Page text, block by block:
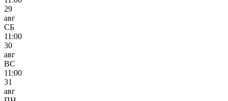
29
авг
СБ
11:00
30
авг
ВС
11:00
31
авг